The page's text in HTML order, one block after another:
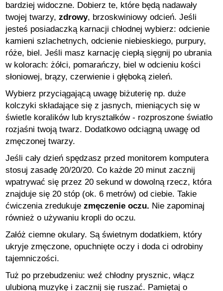
bardziej widoczne. Dobierz te, które będą nadawały
twojej twarzy, zdrowy, brzoskwiniowy odcień. Jeśli
jesteś posiadaczką karnacji chłodnej wybierz: odcienie
kamieni szlachetnych, odcienie niebieskiego, purpury,
róże, biel. Jeśli masz karnację ciepłą sięgnij po ubrania
w kolorach: żółci, pomarańczy, biel w odcieniu kości
słoniowej, brązy, czerwienie i głęboką zieleń.
Wybierz przyciągającą uwagę biżuterię np. duże
kolczyki składające się z jasnych, mieniących się w
świetle koralików lub kryształków - rozproszone światło
rozjaśni twoją twarz. Dodatkowo odciągną uwagę od
zmęczonej twarzy.
Jeśli cały dzień spędzasz przed monitorem komputera
stosuj zasadę 20/20/20. Co każde 20 minut zacznij
wpatrywać się przez 20 sekund w dowolną rzecz, która
znajduje się 20 stóp (ok. 6 metrów) od ciebie. Takie
ćwiczenia zredukuje zmęczenie oczu. Nie zapominaj
również o używaniu kropli do oczu.
Załóż ciemne okulary. Są świetnym dodatkiem, który
ukryje zmęczone, opuchnięte oczy i doda ci odrobiny
tajemniczości.
Tuż po przebudzeniu: weź chłodny prysznic, włącz
ulubioną muzykę i zacznij się ruszać. Pamiętaj o